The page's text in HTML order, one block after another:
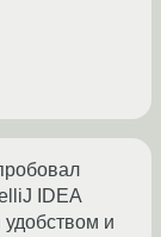
IDEA
и